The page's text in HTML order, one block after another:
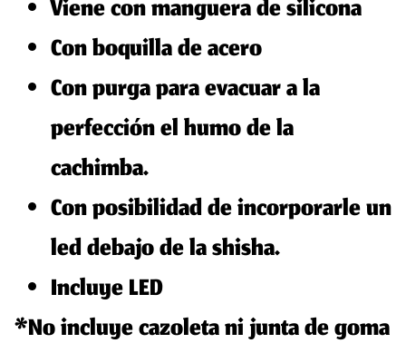
Viene con manguera de silicona
Con boquilla de acero
Con purga para evacuar a la
perfección el humo de la
cachimba.
Con posibilidad de incorporarle un
led debajo de la shisha.
Incluye LED
*No incluye cazoleta ni junta de goma